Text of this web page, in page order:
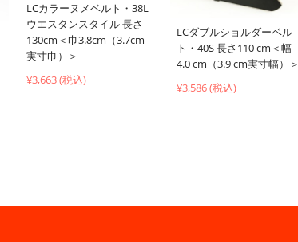
LCカラーヌメベルト・38L
ウエスタンスタイル 長さ
130cm＜巾3.8cm（3.7cm
実寸巾）＞
¥3,663 (税込)
LCダブルショルダーベル
ト・40S 長さ110 cm＜幅
4.0 cm（3.9 cm実寸幅）＞
¥3,586 (税込)